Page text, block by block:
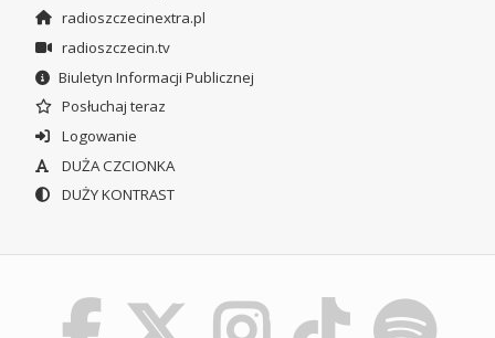
radioszczecinextra.pl
radioszczecin.tv
Biuletyn Informacji Publicznej
Posłuchaj teraz
Logowanie
DUŻA CZCIONKA
DUŻY KONTRAST